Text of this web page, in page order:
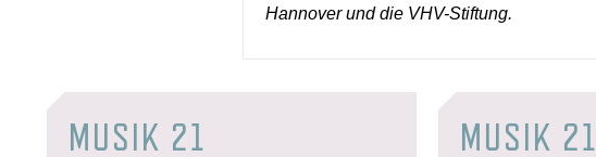
Hannover und die VHV-Stiftung.
MUSIK 21
MUSIK 21